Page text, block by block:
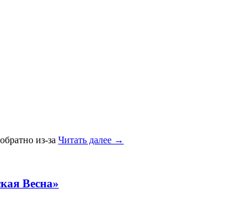
из-за Читать далее →
Весна»